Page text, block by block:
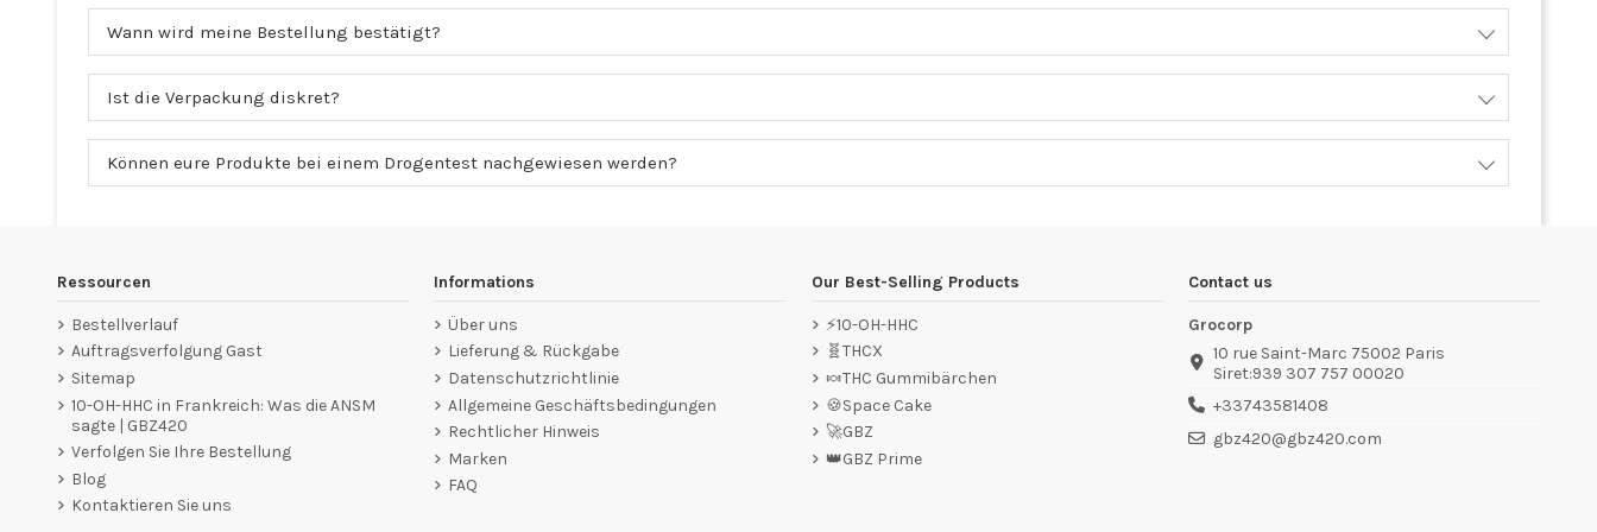
Wann wird meine Bestellung bestätigt?
Ist die Verpackung diskret?
Können eure Produkte bei einem Drogentest nachgewiesen werden?
Ressourcen
Bestellverlauf
Auftragsverfolgung Gast
Sitemap
10-OH-HHC in Frankreich: Was die ANSM
sagte | GBZ420
Verfolgen Sie Ihre Bestellung
Blog
Kontaktieren Sie uns
Informations
Über uns
Lieferung & Rückgabe
Datenschutzrichtlinie
Allgemeine Geschäftsbedingungen
Rechtlicher Hinweis
Marken
FAQ
Our Best-Selling Products
⚡10-OH-HHC
🧬THCX
🍬THC Gummibärchen
🍪Space Cake
🚀GBZ
👑GBZ Prime
Contact us
Grocorp
10 rue Saint-Marc 75002 Paris
Siret:939 307 757 00020
+33743581408
gbz420@gbz420.com